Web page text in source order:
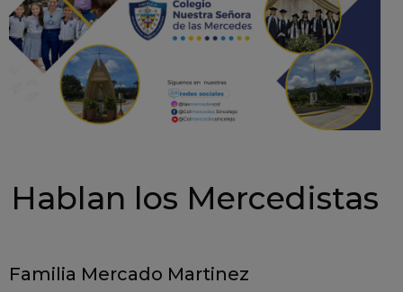
Hablan los Mercedistas
Familia Mercado Martinez